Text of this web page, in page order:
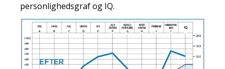
personlighedsgraf og IQ.